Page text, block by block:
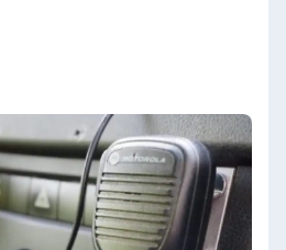
Мир
Служба Комплаенс
Служу стране